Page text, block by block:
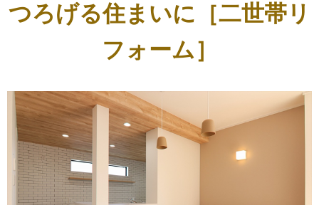
つろげる住まいに［二世帯リ
フォーム］